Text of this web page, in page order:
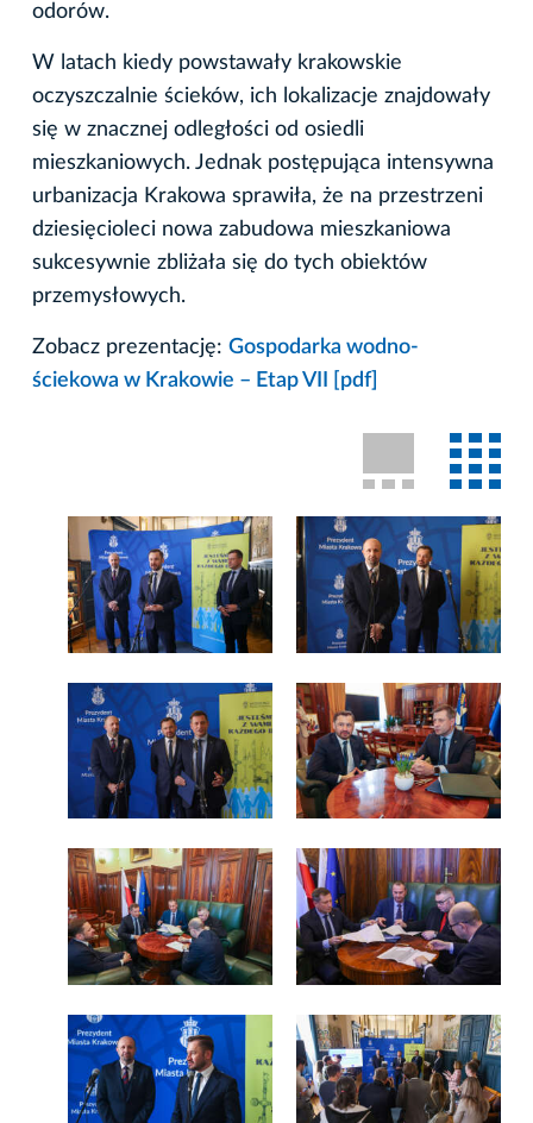
odorów.
W latach kiedy powstawały krakowskie
oczyszczalnie ścieków, ich lokalizacje znajdowały
się w znacznej odległości od osiedli
mieszkaniowych. Jednak postępująca intensywna
urbanizacja Krakowa sprawiła, że na przestrzeni
dziesięcioleci nowa zabudowa mieszkaniowa
sukcesywnie zbliżała się do tych obiektów
przemysłowych.
Zobacz prezentację: Gospodarka wodno-
ściekowa w Krakowie – Etap VII [pdf]